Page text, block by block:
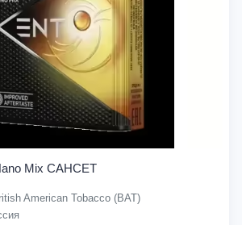
Mix САНСЕТ
American Tobacco (BAT)